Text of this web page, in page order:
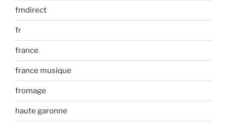
fmdirect
fr
france
france musique
fromage
haute garonne